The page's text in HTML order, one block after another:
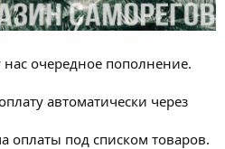
очередное пополнение.
автоматически через
оплаты под списком товаров.